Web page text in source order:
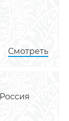
Смотреть